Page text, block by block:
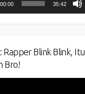
00:00 35:42
Rapper Blink Blink, Itu
Bro!